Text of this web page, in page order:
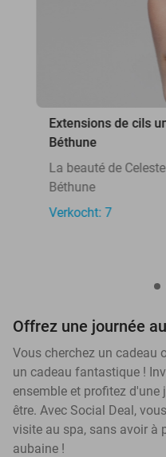
Extensions de cils
Béthune
La beauté de Celeste
Béthune
Verkocht: 7
Offrez une journée
Vous cherchez un cadeau
un cadeau fantastique !
ensemble et profitez d'une
être. Avec Social Deal,
visite au spa, sans avoir à
aubaine !